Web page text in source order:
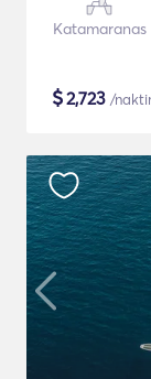
Katamaranas
$2,723 /